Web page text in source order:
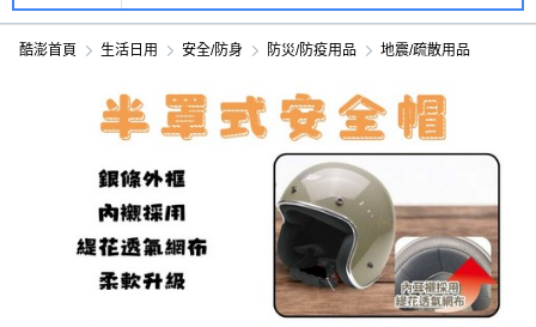
酷澎首頁 生活日用 安全/防身 防災/防疫用品 地震/疏散用品